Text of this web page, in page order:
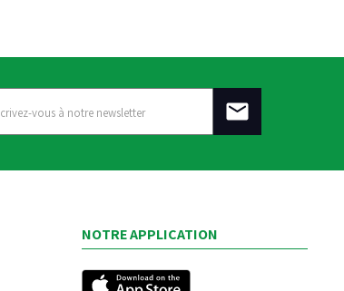
NOTRE APPLICATION